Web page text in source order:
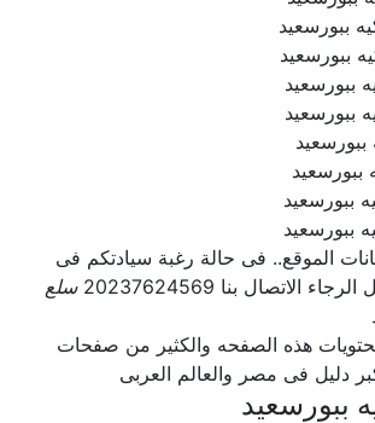
ببورسعيد
الموقع.. فى حالة رغبة سيادتكم فى
بنا 20237624569
سلع
هذه الصفحه والكثير من صفحات
دليل فى مصر والعالم العربى
ببورسعيد